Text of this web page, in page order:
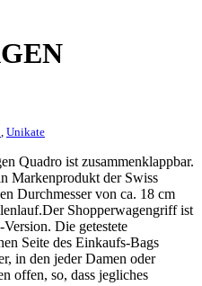
Unikate
Quadro ist zusammenklappbar.
Markenprodukt der Swiss
Durchmesser von ca. 18 cm
Shopperwagengriff ist
Die getestete
Seite des Einkaufs-Bags
in den jeder Damen oder
offen, so, dass jegliches